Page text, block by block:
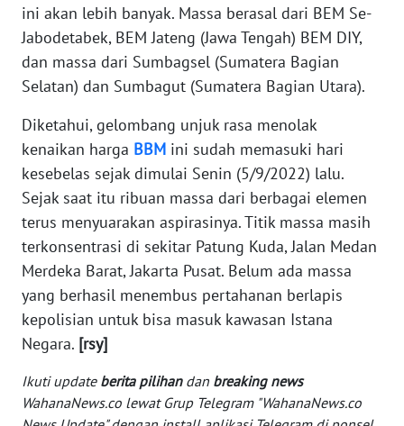
ini akan lebih banyak. Massa berasal dari BEM Se-
Jabodetabek, BEM Jateng (Jawa Tengah) BEM DIY,
dan massa dari Sumbagsel (Sumatera Bagian
Selatan) dan Sumbagut (Sumatera Bagian Utara).
Diketahui, gelombang unjuk rasa menolak
kenaikan harga BBM ini sudah memasuki hari
kesebelas sejak dimulai Senin (5/9/2022) lalu.
Sejak saat itu ribuan massa dari berbagai elemen
terus menyuarakan aspirasinya. Titik massa masih
terkonsentrasi di sekitar Patung Kuda, Jalan Medan
Merdeka Barat, Jakarta Pusat. Belum ada massa
yang berhasil menembus pertahanan berlapis
kepolisian untuk bisa masuk kawasan Istana
Negara. [rsy]
Ikuti update berita pilihandan breaking news
WahanaNews.co lewat Grup Telegram "WahanaNews.co
WN
BANTEN
NTT
WN
KEPRI
PAPUA
WN
PAPUA
BARAT
WN
RIAU